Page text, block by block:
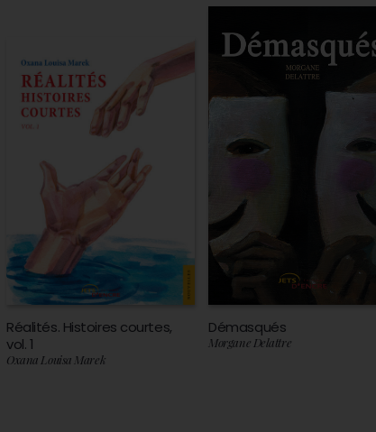
Réalités. Histoires courtes,
vol. 1
Oxana Louisa Marek
Démasqués
Morgane Delattre